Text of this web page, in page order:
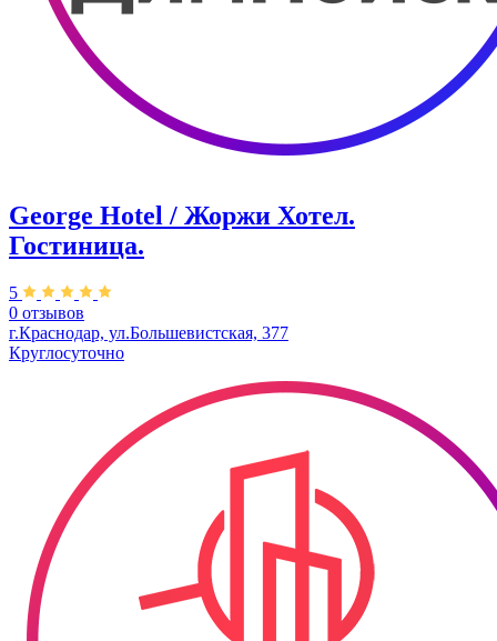
George Hotel / Жоржи Хотел.
Гостиница.
5
0 отзывов
г.Краснодар, ул.Большевистская, 377
Круглосуточно